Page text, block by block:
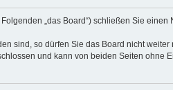
„das Board“) schließen Sie
sind, so dürfen Sie das Board nicht
und kann von beiden Seiten ohne